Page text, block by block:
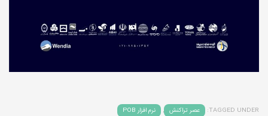
TAGGED UNDER: عصر تراکنش , نرم افزار POB